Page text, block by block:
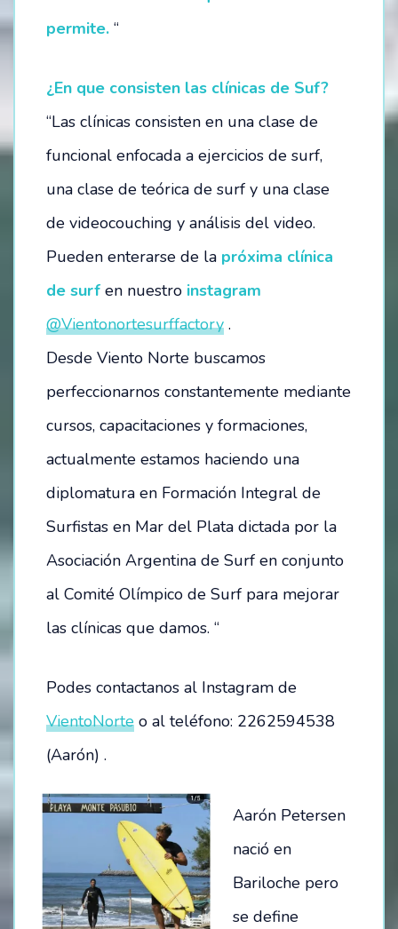
permite. “
¿En que consisten las clínicas de Suf?
“Las clínicas consisten en una clase de
funcional enfocada a ejercicios de surf,
una clase de teórica de surf y una clase
de videocouching y análisis del video.
Pueden enterarse de la próxima clínica
de surf en nuestro instagram
@Vientonortesurffactory .
Desde Viento Norte buscamos
perfeccionarnos constantemente mediante
cursos, capacitaciones y formaciones,
actualmente estamos haciendo una
diplomatura en Formación Integral de
Surfistas en Mar del Plata dictada por la
Asociación Argentina de Surf en conjunto
al Comité Olímpico de Surf para mejorar
las clínicas que damos. “
Podes contactanos al Instagram de
VientoNorte o al teléfono: 2262594538
(Aarón) .
Aarón Petersen
nació en
Bariloche pero
se define